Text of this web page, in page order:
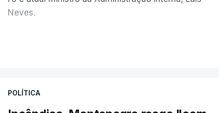
Neves.
das notícias que são dadas diariamente,
continuam a trabalhar"
POLÍTICA